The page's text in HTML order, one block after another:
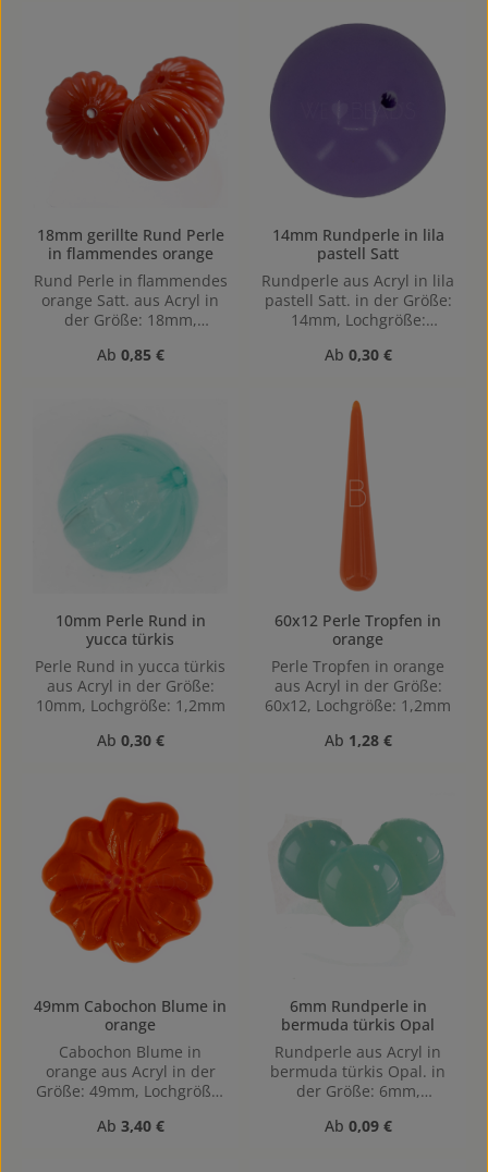
18mm gerillte Rund Perle
in flammendes orange
Rund Perle in flammendes
orange Satt. aus Acryl in
der Größe: 18mm,
oben nach unten)
Regulärer Preis:
Ab 0,85 €
14mm Rundperle in lila
pastell Satt
Rundperle aus Acryl in lila
pastell Satt. in der Größe:
14mm, Lochgröße:
1,4mm
Regulärer Preis:
Ab 0,30 €
10mm Perle Rund in
yucca türkis
Perle Rund in yucca türkis
aus Acryl in der Größe:
10mm, Lochgröße: 1,2mm
Regulärer Preis:
Ab 0,30 €
60x12 Perle Tropfen in
orange
Perle Tropfen in orange
aus Acryl in der Größe:
60x12, Lochgröße: 1,2mm
Regulärer Preis:
Ab 1,28 €
49mm Cabochon Blume in
orange
Cabochon Blume in
orange aus Acryl in der
Größe: 49mm, Lochgröße:
Regulärer Preis:
Ab 3,40 €
6mm Rundperle in
bermuda türkis Opal
Rundperle aus Acryl in
bermuda türkis Opal. in
der Größe: 6mm,
gebohrt
Regulärer Preis:
Ab 0,09 €